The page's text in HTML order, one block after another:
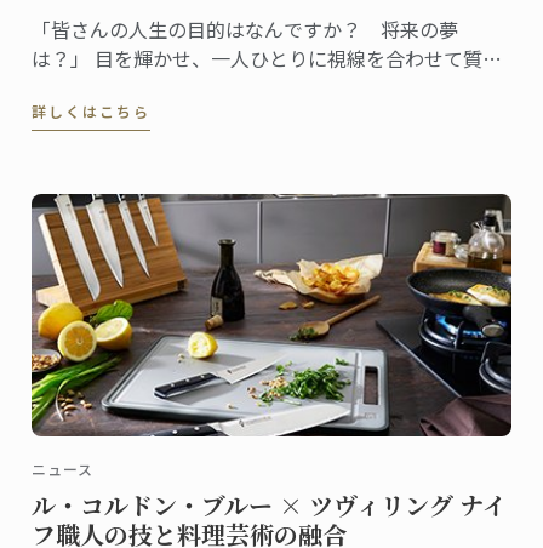
「皆さんの人生の目的はなんですか？ 将来の夢
は？」 目を輝かせ、一人ひとりに視線を合わせて質問
存在感が漂います。参加者の回答を聞きながら、温か
詳しくはこちら
ニュース
ル・コルドン・ブルー × ツヴィリング ナイ
フ職人の技と料理芸術の融合